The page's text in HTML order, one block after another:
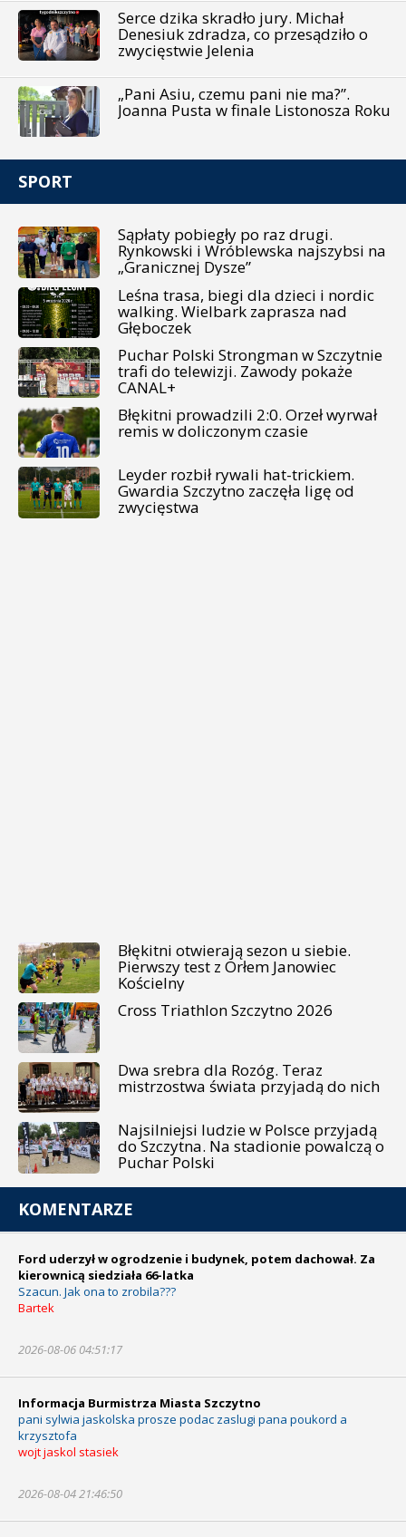
Serce dzika skradło jury. Michał
Denesiuk zdradza, co przesądziło o
zwycięstwie Jelenia
„Pani Asiu, czemu pani nie ma?”.
Joanna Pusta w finale Listonosza Roku
SPORT
Sąpłaty pobiegły po raz drugi.
Rynkowski i Wróblewska najszybsi na
„Granicznej Dysze”
Leśna trasa, biegi dla dzieci i nordic
walking. Wielbark zaprasza nad
Głęboczek
Puchar Polski Strongman w Szczytnie
trafi do telewizji. Zawody pokaże
CANAL+
Błękitni prowadzili 2:0. Orzeł wyrwał
remis w doliczonym czasie
Leyder rozbił rywali hat-trickiem.
Gwardia Szczytno zaczęła ligę od
zwycięstwa
Błękitni otwierają sezon u siebie.
Pierwszy test z Orłem Janowiec
Kościelny
Cross Triathlon Szczytno 2026
Dwa srebra dla Rozóg. Teraz
mistrzostwa świata przyjadą do nich
Najsilniejsi ludzie w Polsce przyjadą
do Szczytna. Na stadionie powalczą o
Puchar Polski
KOMENTARZE
Ford uderzył w ogrodzenie i budynek, potem dachował. Za
kierownicą siedziała 66-latka
Szacun. Jak ona to zrobila???
Bartek
2026-08-06 04:51:17
Informacja Burmistrza Miasta Szczytno
pani sylwia jaskolska prosze podac zaslugi pana poukord a
krzysztofa
wojt jaskol stasiek
2026-08-04 21:46:50